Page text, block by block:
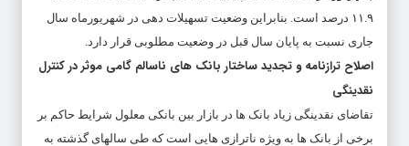
۱۱.۹ درصد است. بنابراین وضعیت تسهیلات دهی در شهریورماه سال
جاری نسبت به پایان سال قبل در وضعیت مطلوبی قرار دارد.
اصلاح ترازنامه و تجدید ساختار بانک های ناسالم گامی موثر در کنترل
نقدینگی
تقاضای نقدینگی زیاد بانک ها در بازار بین بانکی معلول شرایط حاکم بر
برخی از بانک ها به ویژه ناترازی هایی است که طی سالهای گذشته به